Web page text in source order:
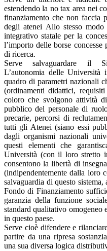
estendendo la no tax area nei
finanziamento che non faccia
degli atenei Allo stesso
integrativo statale per la
l’importo delle borse
di ricerca.
Serve salvaguardare il
L’autonomia delle Università
quadro di parametri nazionali
(ordinamenti didattici,
coloro che svolgono attività
pubblico del personale di
precarie, percorsi di
tutti gli Atenei (siano essi
dagli organismi nazionali
questi elementi che
Università (con il loro stretto
consentono la libertà di
(indipendentemente dalla loro
salvaguardia di questo
Fondo di Finanziamento
garanzia della funzione
standard qualitativo omogeneo
in questo paese.
Serve cioè difendere e
partire da una ripresa
una sua diversa logica